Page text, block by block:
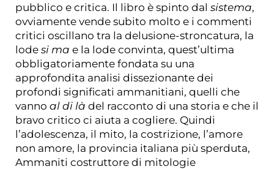
pubblico e critica. Il libro è spinto dal sistema,
ovviamente vende subito molto e i commenti
critici oscillano tra la delusione-stroncatura, la
lode si ma e la lode convinta, quest’ultima
obbligatoriamente fondata su una
approfondita analisi dissezionante dei
profondi significati ammanitiani, quelli che
vanno al di là del racconto di una storia e che il
bravo critico ci aiuta a cogliere. Quindi
l’adolescenza, il mito, la costrizione, l’amore
non amore, la provincia italiana più sperduta,
Ammaniti costruttore di mitologie